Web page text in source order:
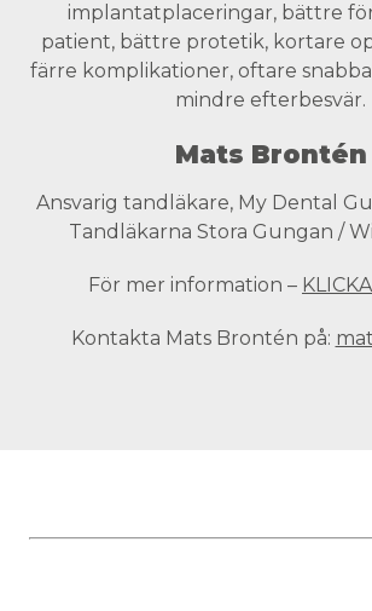
implantatplaceringar, bättre
patient, bättre protetik, kortare
färre komplikationer, oftare
mindre efterbesvär.
Mats Brontén
Ansvarig tandläkare, My Dental
Tandläkarna Stora Gungan /
För mer information –
Kontakta Mats Brontén på: